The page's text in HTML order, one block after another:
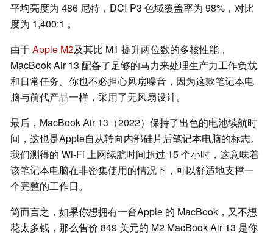
平均亮度为 486 尼特，DCI-P3 色域覆盖率为 98%，对比
度为 1,400:1 。
由于Apple M2及其比 M1 提升两位数的多核性能，
MacBook Air 13 配备了足够的马力来处理生产力工作负载
和日常任务。你也不必担心风扇噪音，因为这款笔记本电
脑与前代产品一样，采用了无风扇设计。
最后，MacBook Air 13（2022）保持了出色的电池续航时
间，这也是Apple自从转向内部硅片后笔记本电脑的标志。
我们测得的 Wi-Fi 上网续航时间超过 15 个小时，这意味着
该笔记本电脑在非密集使用的情况下，可以舒适地支撑一
个完整的工作日。
简而言之，如果你想拥有一台Apple 的 MacBook，又不想
花太多钱，那么售价 849 美元的 M2 MacBook Air 13 是你